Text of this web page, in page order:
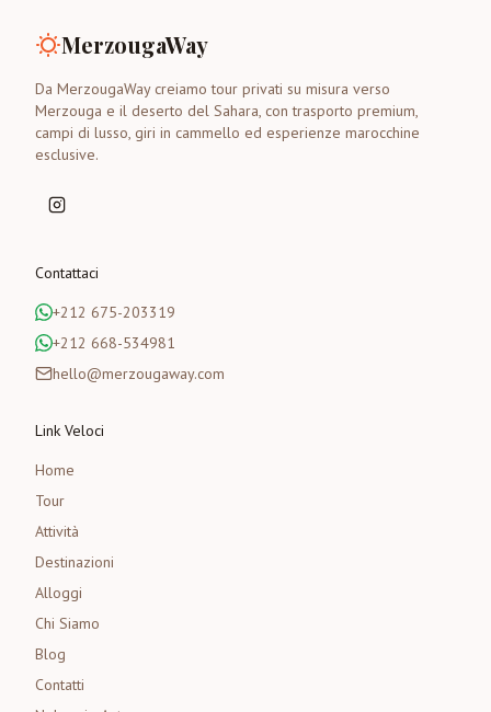
MerzougaWay
Da MerzougaWay creiamo tour privati su misura verso
Merzouga e il deserto del Sahara, con trasporto premium,
campi di lusso, giri in cammello ed esperienze marocchine
esclusive.
Contattaci
+212 675-203319
+212 668-534981
hello@merzougaway.com
Link Veloci
Home
Tour
Attività
Destinazioni
Alloggi
Chi Siamo
Blog
Contatti